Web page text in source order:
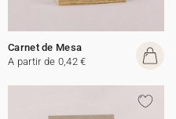
Carnet de Mesa
A partir de 0,42 €